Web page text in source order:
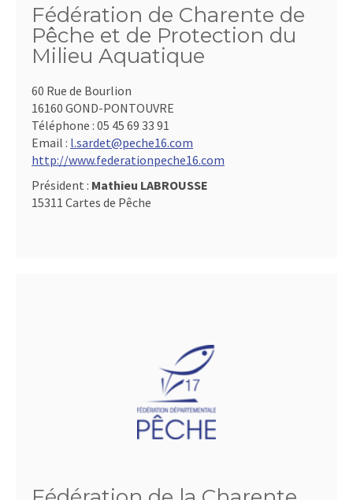
Fédération de Charente de
Pêche et de Protection du
Milieu Aquatique
60 Rue de Bourlion
16160 GOND-PONTOUVRE
Téléphone : 05 45 69 33 91
Email : l.sardet@peche16.com
http://www.federationpeche16.com
Président : Mathieu LABROUSSE
15311 Cartes de Pêche